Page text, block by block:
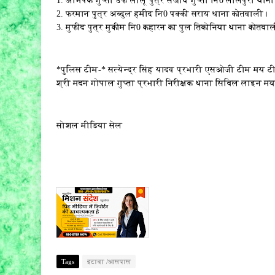
2. फरमान पुत्र अब्दुल हमीद नि0 पक्की सराय थाना कोतवाली।
3. मुफीद पुत्र मुकीम नि0 कहारन का पुल तिकोनिया थाना
*पुलिस टीम-* सत्येन्द्र सिंह यादव प्रभारी एसओजी टीम मय
श्री मदन गोपाल गुप्ता प्रभारी निरीक्षक थाना सिविल लाइन
सोशल मीडिया सेल
Tags इटावा /आसपास